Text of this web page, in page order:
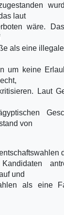
laut
wäre.
als eine
um keine
Laut
von
und
als eine